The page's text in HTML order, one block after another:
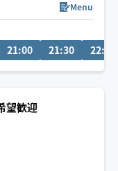
Menu
21:00 21:30 22:00
望歓迎